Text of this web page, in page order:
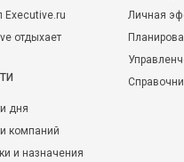
Executive.ru
отдыхает
дня
компаний
и назначения
Личная